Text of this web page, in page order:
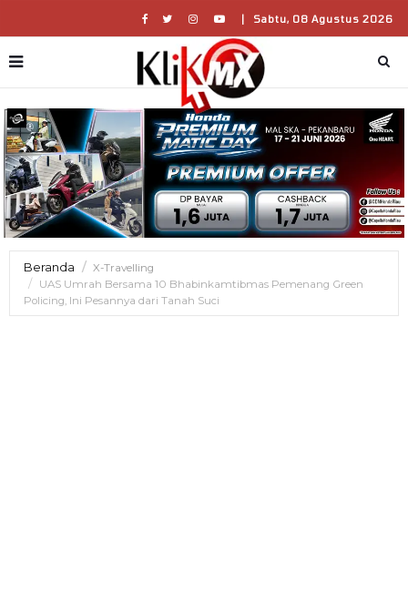
| Sabtu, 08 Agustus 2026
Beranda
X-Travelling
UAS Umrah Bersama 10 Bhabinkamtibmas Pemenang Green
Policing, Ini Pesannya dari Tanah Suci